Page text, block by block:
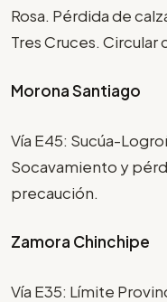
Rosa. Pérdida de
Tres Cruces.
Morona Santiago
Vía E45: Sucúa-
Socavamiento y
precaución.
Zamora Chinchipe
Vía E35: Límite